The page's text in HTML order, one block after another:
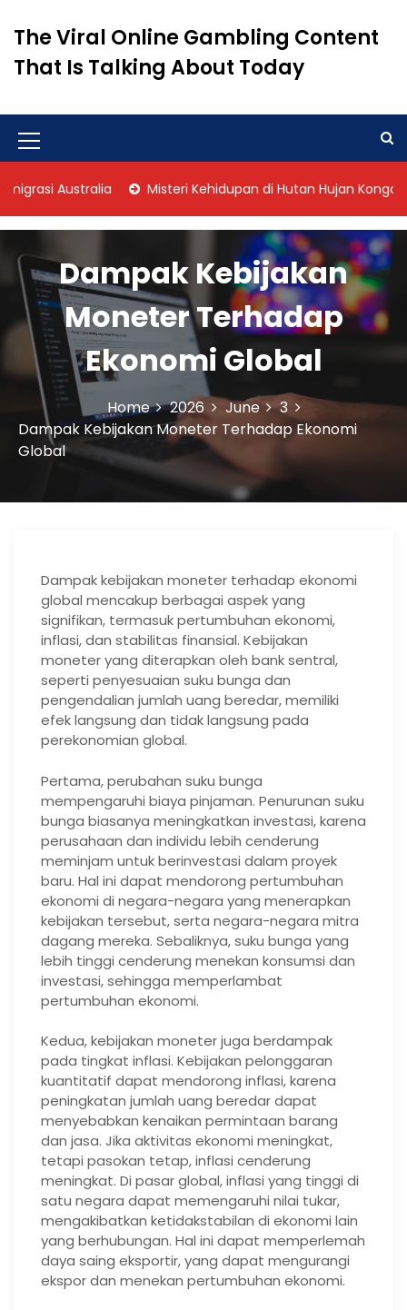
n
The Viral Online Gambling Content
That Is Talking About Today
M
e
n
I
c
o
n
Australia Misteri Kehidupan di Hutan Hujan Kongo
Dampak Kebijakan
Moneter Terhadap
Ekonomi Global
Home 2026 June
3
Dampak Kebijakan Moneter Terhadap Ekonomi
Global
Dampak kebijakan moneter terhadap ekonomi
global mencakup berbagai aspek yang
signifikan, termasuk pertumbuhan ekonomi,
inflasi, dan stabilitas finansial. Kebijakan
moneter yang diterapkan oleh bank sentral,
seperti penyesuaian suku bunga dan
pengendalian jumlah uang beredar, memiliki
efek langsung dan tidak langsung pada
perekonomian global.
Pertama, perubahan suku bunga
mempengaruhi biaya pinjaman. Penurunan suku
bunga biasanya meningkatkan investasi, karena
perusahaan dan individu lebih cenderung
meminjam untuk berinvestasi dalam proyek
baru. Hal ini dapat mendorong pertumbuhan
ekonomi di negara-negara yang menerapkan
kebijakan tersebut, serta negara-negara mitra
dagang mereka. Sebaliknya, suku bunga yang
lebih tinggi cenderung menekan konsumsi dan
investasi, sehingga memperlambat
pertumbuhan ekonomi.
Kedua, kebijakan moneter juga berdampak
pada tingkat inflasi. Kebijakan pelonggaran
kuantitatif dapat mendorong inflasi, karena
peningkatan jumlah uang beredar dapat
menyebabkan kenaikan permintaan barang
dan jasa. Jika aktivitas ekonomi meningkat,
tetapi pasokan tetap, inflasi cenderung
meningkat. Di pasar global, inflasi yang tinggi di
satu negara dapat memengaruhi nilai tukar,
mengakibatkan ketidakstabilan di ekonomi lain
yang berhubungan. Hal ini dapat memperlemah
daya saing eksportir, yang dapat mengurangi
ekspor dan menekan pertumbuhan ekonomi.